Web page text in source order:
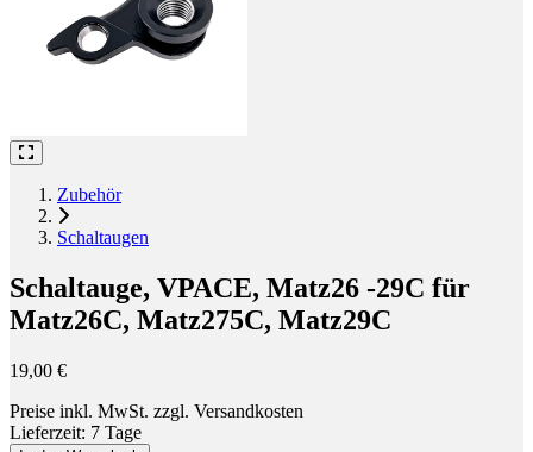
Zubehör
Schaltaugen
Schaltauge, VPACE, Matz26 -29C für
Matz26C, Matz275C, Matz29C
19,00 €
Preise inkl. MwSt. zzgl. Versandkosten
Lieferzeit: 7 Tage